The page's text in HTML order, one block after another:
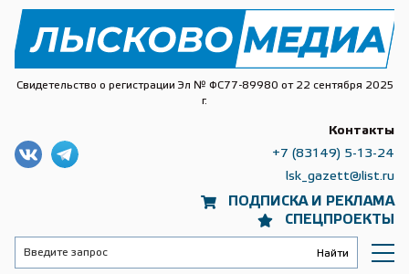
Свидетельство о регистрации Эл № ФС77-89980 от 22 сентября 2025
г.
ПОДПИСКА И РЕКЛАМА
СПЕЦПРОЕКТЫ
Контакты
+7 (83149) 5-13-24
lsk_gazett@list.ru